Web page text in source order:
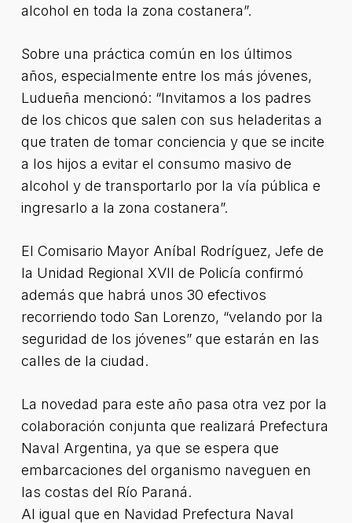
alcohol en toda la zona costanera”.
Sobre una práctica común en los últimos
años, especialmente entre los más jóvenes,
Ludueña mencionó: “Invitamos a los padres
de los chicos que salen con sus heladeritas a
que traten de tomar conciencia y que se incite
a los hijos a evitar el consumo masivo de
alcohol y de transportarlo por la vía pública e
ingresarlo a la zona costanera”.
El Comisario Mayor Aníbal Rodríguez, Jefe de
la Unidad Regional XVII de Policía confirmó
además que habrá unos 30 efectivos
recorriendo todo San Lorenzo, “velando por la
seguridad de los jóvenes” que estarán en las
calles de la ciudad.
La novedad para este año pasa otra vez por la
colaboración conjunta que realizará Prefectura
Naval Argentina, ya que se espera que
embarcaciones del organismo naveguen en
las costas del Río Paraná.
Al igual que en Navidad Prefectura Naval